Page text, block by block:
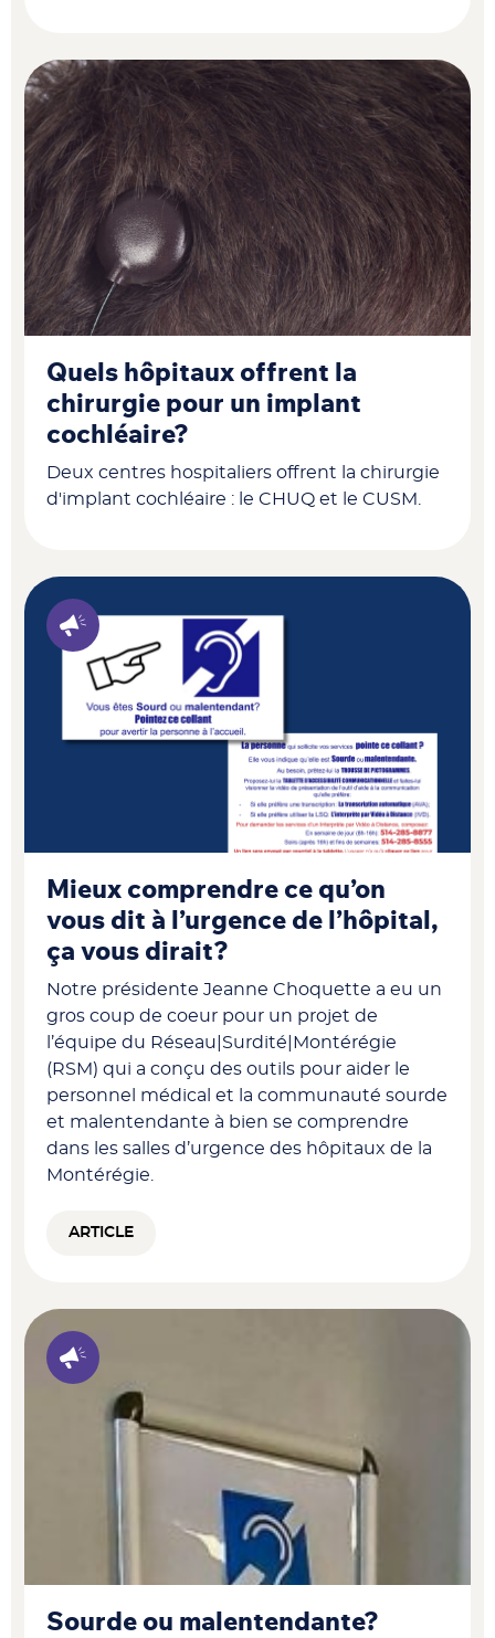
Quels hôpitaux offrent la
chirurgie pour un implant
cochléaire?
Deux centres hospitaliers offrent la chirurgie
d'implant cochléaire : le CHUQ et le CUSM.
Mieux comprendre ce qu’on
vous dit à l’urgence de l’hôpital,
ça vous dirait?
Notre présidente Jeanne Choquette a eu un
gros coup de coeur pour un projet de
l’équipe du Réseau|Surdité|Montérégie
(RSM) qui a conçu des outils pour aider le
personnel médical et la communauté sourde
et malentendante à bien se comprendre
dans les salles d’urgence des hôpitaux de la
Montérégie.
ARTICLE
Sourde ou malentendante?